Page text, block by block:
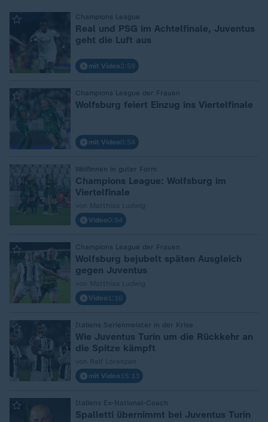
Champions League
:
Real und PSG im Achtelfinale, Juventus
geht die Luft aus
mit Video2:59
Champions League der Frauen
: Wolfsburg feiert Einzug ins Viertelfinale
mit Video0:54
Wölfinnen in guter Form
:
Champions League: Wolfsburg im
Viertelfinale
Video0:54
Champions League der Frauen
:
Wolfsburg bejubelt späten Ausgleich
gegen Juventus
Video 1:16
Italiens Serienmeister in der Krise
:
Wie Juventus Turin um die Rückkehr an
die Spitze kämpft
mit Video 15:13
Italiens Ex-National-Coach
: Spalletti übernimmt bei Juventus Turin